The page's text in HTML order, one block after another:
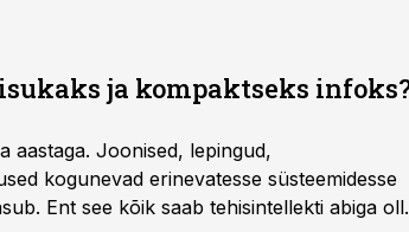
ja kompaktseks
aastaga. Joonised, lepingud,
kogunevad erinevatesse süsteemidesse
Ent see kõik saab tehisintellekti abiga